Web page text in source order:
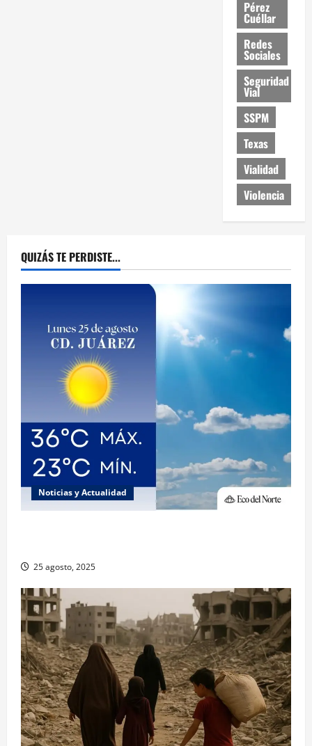
Pérez
Cuéllar
Redes
Sociales
Seguridad
Vial
SSPM
Texas
Vialidad
Violencia
QUIZÁS TE PERDISTE...
Noticias y Actualidad
25 agosto, 2025